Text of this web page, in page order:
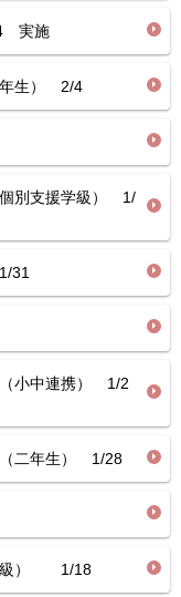
実施
生） 2/4
個別支援学級） 1/
31
小中連携） 1/2
二年生） 1/28
級） 1/18